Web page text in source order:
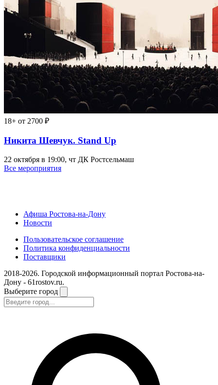
18+ от 2700 ₽
Никита Шевчук. Stand Up
22 октября в 19:00, чт ДК Ростсельмаш
Все мероприятия
Афиша Ростова-на-Дону
Новости
Пользовательское соглашение
Политика конфиденциальности
Поставщики
2018-2026. Городской информационный портал Ростова-на-
Дону - 61rostov.ru.
Выберите город